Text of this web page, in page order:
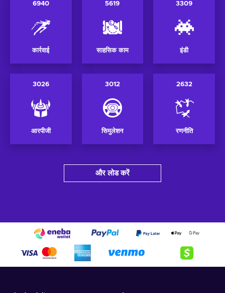
6940
कार्रवाई
5619
साहसिक काम
3309
इंडी
3026
आरपीजी
3012
सिमुलेशन
2632
रणनीति
और लोड करें